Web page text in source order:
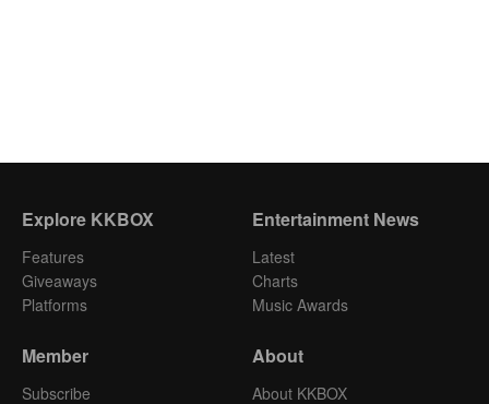
Explore KKBOX
Features
Giveaways
Platforms
Entertainment News
Latest
Charts
Music Awards
Member
Subscribe
About
About KKBOX